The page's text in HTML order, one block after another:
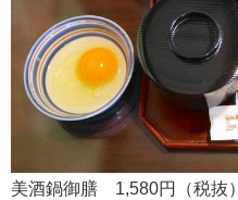
美酒鍋御膳 1,580円（税抜）